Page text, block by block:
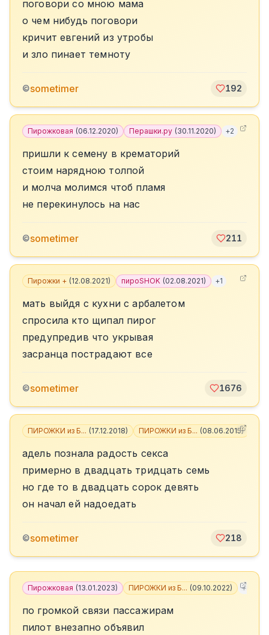
поговори со мною мама
о чем нибудь поговори
кричит евгений из утробы
и зло пинает темноту
©sometimer 192
Пирожковая (06.12.2020) Перашки.ру (30.11.2020) +2
пришли к семену в крематорий
стоим нарядною толпой
и молча молимся чтоб пламя
не перекинулось на нас
©sometimer 211
Пирожки + (12.08.2021) пироSHOK (02.08.2021) +1
мать выйдя с кухни с арбалетом
спросила кто щипал пирог
предупредив что укрывая
засранца пострадают все
©sometimer 1676
ПИРОЖКИ из Б... (17.12.2018) ПИРОЖКИ из Б... (08.06.2015)
адель познала радость секса
примерно в двадцать тридцать семь
но где то в двадцать сорок девять
он начал ей надоедать
©sometimer 218
Пирожковая (13.01.2023) ПИРОЖКИ из Б... (09.10.2022) +
по громкой связи пассажирам
пилот внезапно объявил